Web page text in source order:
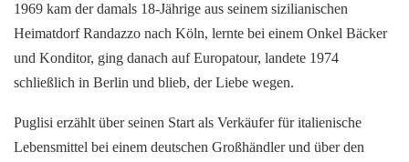
1969 kam der damals 18-Jährige aus seinem sizilianischen
Heimatdorf Randazzo nach Köln, lernte bei einem Onkel Bäcker
und Konditor, ging danach auf Europatour, landete 1974
schließlich in Berlin und blieb, der Liebe wegen.
Puglisi erzählt über seinen Start als Verkäufer für italienische
Lebensmittel bei einem deutschen Großhändler und über den